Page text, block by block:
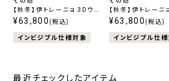
【秋冬】伊トレーニョ 3Dウ
ールハイパーストレッチ ネ
¥63,800 (税込)
インビジブル仕様対象
【秋冬】伊トレーニ
ールハイパーストレ
¥63,800 (税込)
インビジブル仕
最近チェックしたアイテム